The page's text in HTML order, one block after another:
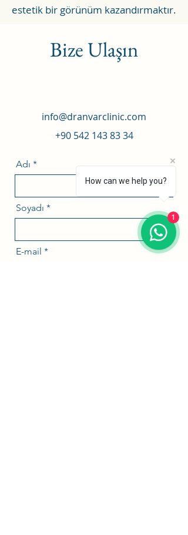
estetik bir görünüm kazandırmaktır.
Bize Ulaşın
info@dranvarclinic.com
+90 542 143 83 34
Adı
Soyadı
E-mail
How can we help you?
1